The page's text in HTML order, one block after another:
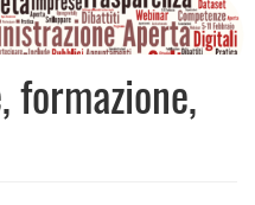
formazione,